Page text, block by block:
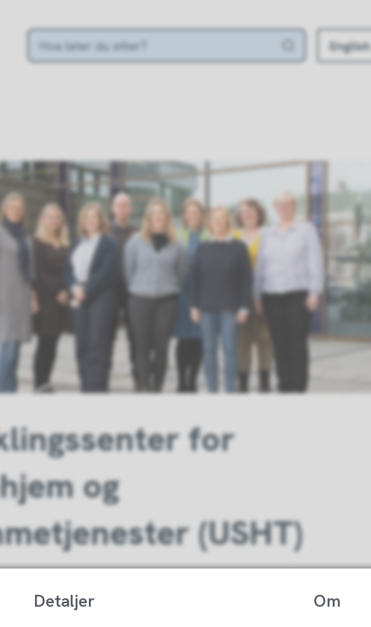
English
for
og
(USHT)
Til sammen finnes det 21 utviklingssentre fra nord til
Detaljer Om